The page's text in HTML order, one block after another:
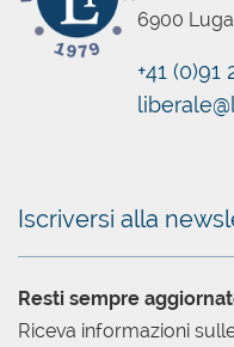
6900
+41 (0)91
Iscriversi alla
Resti sempre
Riceva informazioni